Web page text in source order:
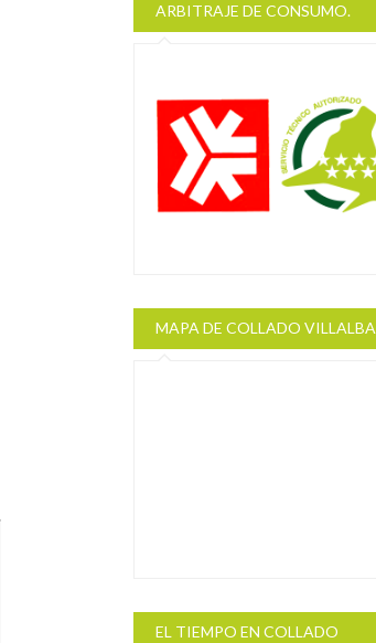
ARBITRAJE DE CONSUMO.
MAPA DE COLLADO VILLALBA
EL TIEMPO EN COLLADO